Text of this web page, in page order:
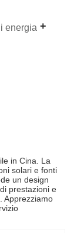
energia
in Cina. La
solari e fonti
un design
prestazioni e
Apprezziamo